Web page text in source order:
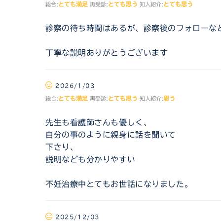
総合:とても満足 再受診:とても思う 知人紹介:とても思う
診察の待ち時間はあるが、診察後のフォローな
丁寧な説明ありがとうございます
2026/1/03
総合:とても満足 再受診:とても思う 知人紹介:思う
先生も看護師さんも優しく、
自分の事のように親身に話を聞いて
下さり、
説明なども分かりやすい
不妊治療中とてもお世話になりました。
2025/12/03